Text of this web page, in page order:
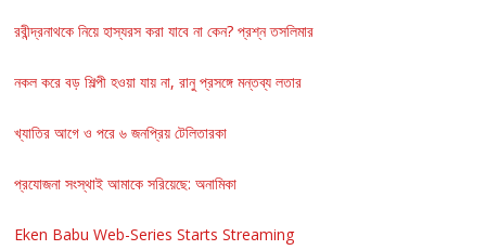
রবীন্দ্রনাথকে নিয়ে হাস্যরস করা যাবে না কেন? প্রশ্ন তসলিমার
নকল করে বড় শিল্পী হওয়া যায় না, রানু প্রসঙ্গে মন্তব্য লতার
খ্যাতির আগে ও পরে ৬ জনপ্রিয় টেলিতারকা
প্রযোজনা সংস্থাই আমাকে সরিয়েছে: অনামিকা
Eken Babu Web-Series Starts Streaming